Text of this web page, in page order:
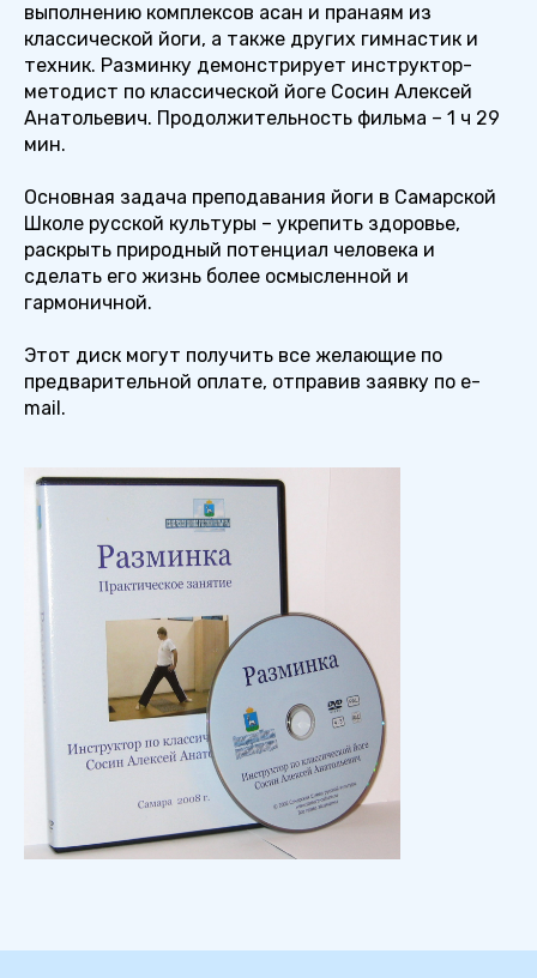
выполнению комплексов асан и пранаям из
классической йоги, а также других гимнастик и
техник. Разминку демонстрирует инструктор-
методист по классической йоге Сосин Алексей
Анатольевич. Продолжительность фильма – 1 ч 29
мин.
Основная задача преподавания йоги в Самарской
Школе русской культуры – укрепить здоровье,
раскрыть природный потенциал человека и
сделать его жизнь более осмысленной и
гармоничной.
Этот диск могут получить все желающие по
предварительной оплате, отправив заявку по e-
mail.